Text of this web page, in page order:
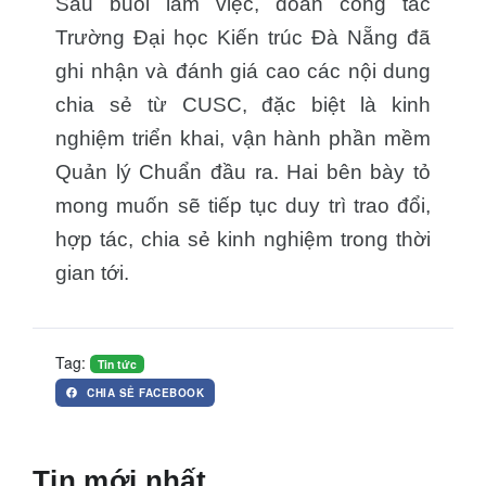
Hệ thống thông tin giải quyết TTHC
Phần mềm ISO Điện tử (CUSC-ISOO)
Phần mềm Quản lý sáng kiến (CUSC-IES)
Quản lý đề tài dự án (CUSC-STM)
Hệ thống Quản trị đại học (CUSC-UIIS)
Văn phòng điện tử (e-Office)
Quản lý nhân sự tiền lương (CUSC-HRM)
Quản lý kho hàng (CUSC-VSM)
Dịch vụ thiết kế Website (CUSC-eBIZ)
Trí tuệ nhân tạo và máy học – ACN Pro
Trường Đại học Kiến trúc Đà Nẵng đã
ghi nhận và đánh giá cao các nội dung
chia sẻ từ CUSC, đặc biệt là kinh
nghiệm triển khai, vận hành phần mềm
Quản lý Chuẩn đầu ra. Hai bên bày tỏ
mong muốn sẽ tiếp tục duy trì trao đổi,
hợp tác, chia sẻ kinh nghiệm trong thời
gian tới.
Tag: Tin tức
CHIA SẺ FACEBOOK